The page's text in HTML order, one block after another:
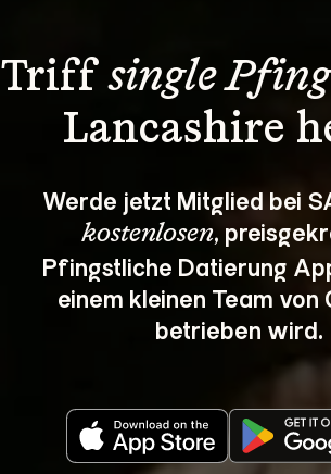
Triff single
Lancashire
Werde jetzt Mitglied bei
kostenlosen,
Pfingstliche Datierung
einem kleinen Team von
betrieben wird.